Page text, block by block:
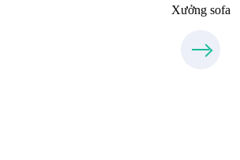
Xưởng sofa